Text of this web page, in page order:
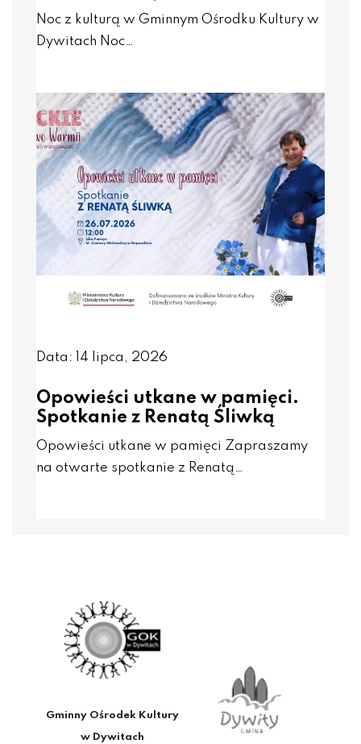
Noc z kulturą w Gminnym Ośrodku Kultury w
Dywitach Noc…
Data: 14 lipca, 2026
Opowieści utkane w pamięci.
Spotkanie z Renatą Śliwką
Opowieści utkane w pamięci Zapraszamy
na otwarte spotkanie z Renatą…
Gminny Ośrodek Kultury
w Dywitach